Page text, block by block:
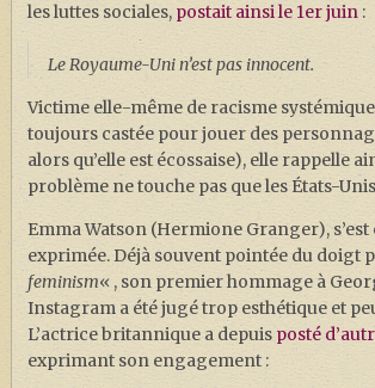
les luttes sociales, postait ainsi le 1er juin:
Le Royaume-Uni n’est pas innocent.
Victime elle-même de racisme
toujours castée pour jouer des
alors qu’elle est écossaise), elle rappelle
problème ne touche pas que les États-
Emma Watson (Hermione Granger),
exprimée. Déjà souvent pointée du doigt
feminism« , son premier hommage à
Instagram a été jugé trop esthétique et
L’actrice britannique a depuis posté
exprimant son engagement :